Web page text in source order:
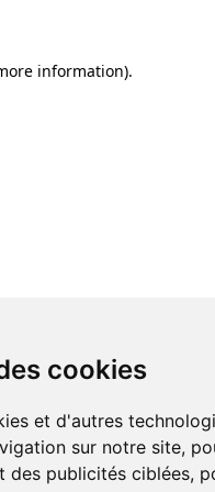
cookies
et d'autres
sur notre site,
des publicités ciblées,
information).